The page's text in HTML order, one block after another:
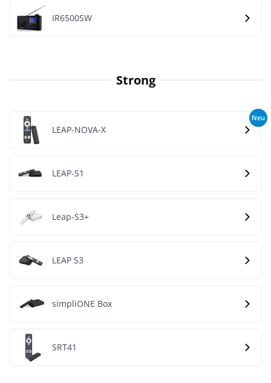
IR6500SW
Strong
Neu
LEAP-NOVA-X
LEAP-S1
Leap-S3+
LEAP S3
simpliONE Box
SRT41